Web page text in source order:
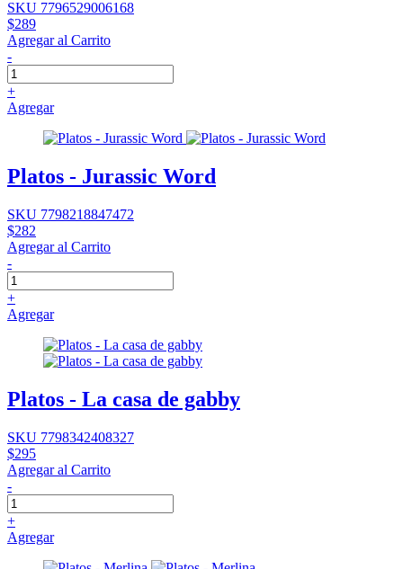
SKU 7796529006168
$289
Agregar al Carrito
-
+
Agregar
Platos - Jurassic Word
SKU 7798218847472
$282
Agregar al Carrito
-
+
Agregar
Platos - La casa de gabby
SKU 7798342408327
$295
Agregar al Carrito
-
+
Agregar